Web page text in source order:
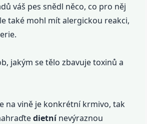
váš pes snědl něco, co pro něj
také mohl mít alergickou reakci,
jakým se tělo zbavuje toxinů a
na vině je konkrétní krmivo, tak
dietnínevýraznou